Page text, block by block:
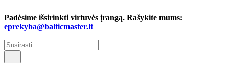
Padėsime išsirinkti virtuvės įrangą. Rašykite mums:
eprekyba@balticmaster.lt